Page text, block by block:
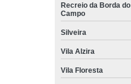
Recreio da Borda do
Campo
Silveira
Vila Alzira
Vila Floresta